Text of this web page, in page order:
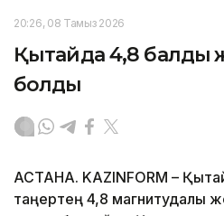
20:26, 08 Тамыз 2026
Қытайда 4,8 балдық
болды
АСТАНА. KAZINFORM –
таңертең 4,8 магнитудалы